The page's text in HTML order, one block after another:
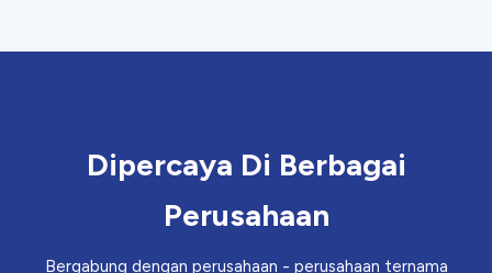
Dipercaya Di Berbagai
Perusahaan
Bergabung dengan perusahaan - perusahaan ternama